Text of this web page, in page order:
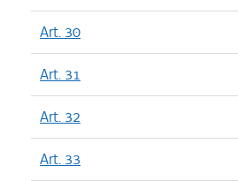
Art. 30
Art. 31
Art. 32
Art. 33